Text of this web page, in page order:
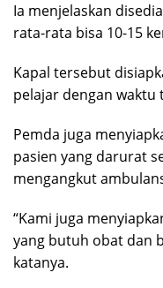
Ia menjelaskan
rata-rata bisa 10-15
Kapal tersebut
pelajar dengan waktu
Pemda juga
pasien yang darurat
mengangkut
“Kami juga
yang butuh obat dan
katanya.